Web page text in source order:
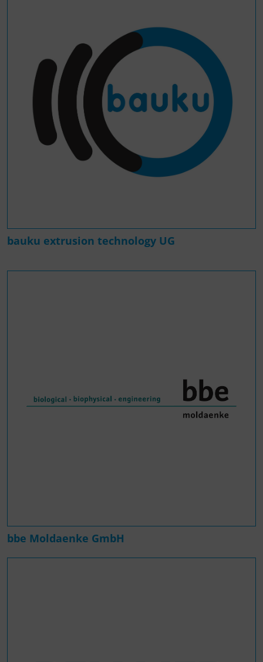
bauku extrusion technology UG
bbe Moldaenke GmbH